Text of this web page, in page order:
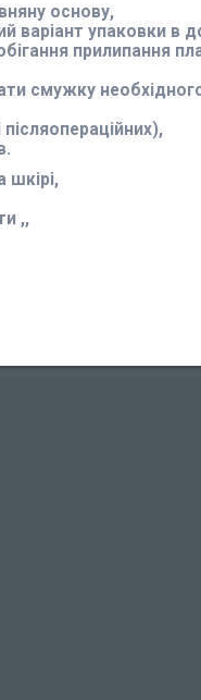
основу,
варіант упаковки в
прилипання
смужку
шкірі,
,,